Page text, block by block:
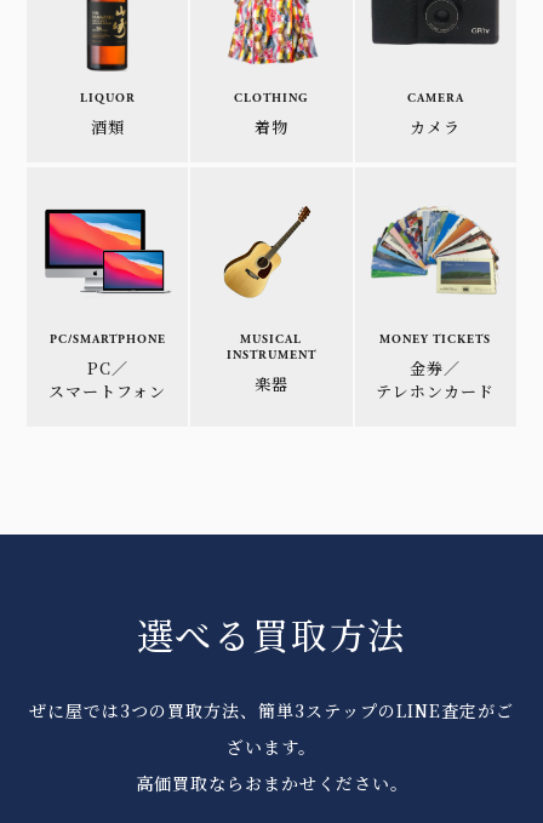
LIQUOR
酒類
CLOTHING
着物
CAMERA
カメラ
PC/SMARTPHONE
PC／
スマートフォン
MUSICAL
INSTRUMENT
楽器
MONEY TICKETS
金券／
テレホンカード
選べる買取方法
ぜに屋では3つの買取方法、簡単3ステップのLINE査定がご
ざいます。
高価買取ならおまかせください。